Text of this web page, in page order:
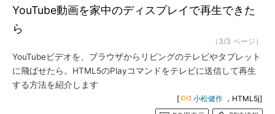
YouTube動画を家中のディスプレイで再生できた
ら
（3/3 ページ）
YouTubeビデオを、ブラウザからリビングのテレビやタブレット
に飛ばせたら。HTML5のPlayコマンドをテレビに送信して再生
する方法を紹介します
[ 小松健作 ，HTML5j]